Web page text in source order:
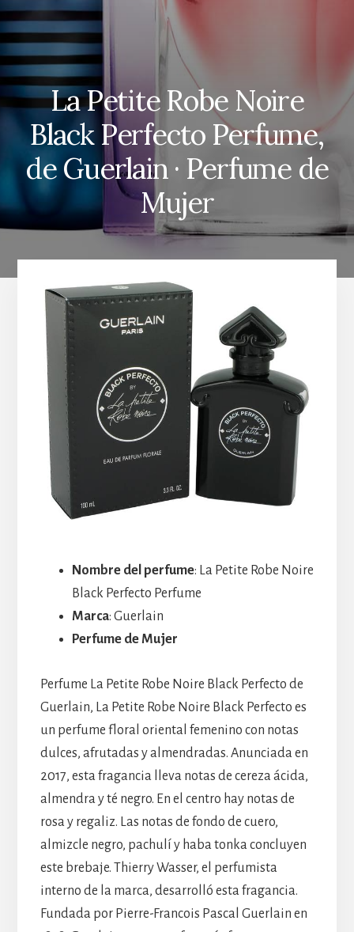
La Petite Robe Noire
Black Perfecto Perfume,
de Guerlain · Perfume de
Mujer
Nombre del perfume: La Petite Robe Noire
Black Perfecto Perfume
Marca: Guerlain
Perfume de Mujer
Perfume La Petite Robe Noire Black Perfecto de
Guerlain, La Petite Robe Noire Black Perfecto es
un perfume floral oriental femenino con notas
dulces, afrutadas y almendradas. Anunciada en
2017, esta fragancia lleva notas de cereza ácida,
almendra y té negro. En el centro hay notas de
rosa y regaliz. Las notas de fondo de cuero,
almizcle negro, pachulí y haba tonka concluyen
este brebaje. Thierry Wasser, el perfumista
interno de la marca, desarrolló esta fragancia.
Fundada por Pierre-Francois Pascal Guerlain en